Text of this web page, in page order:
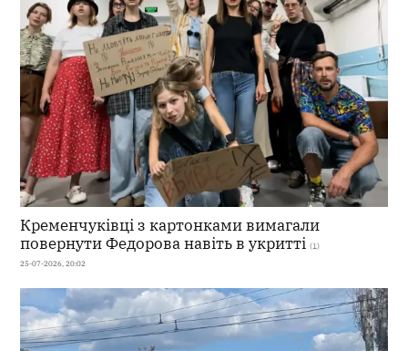
Кременчуківці з картонками вимагали
повернути Федорова навіть в укритті (1)
25-07-2026, 20:02